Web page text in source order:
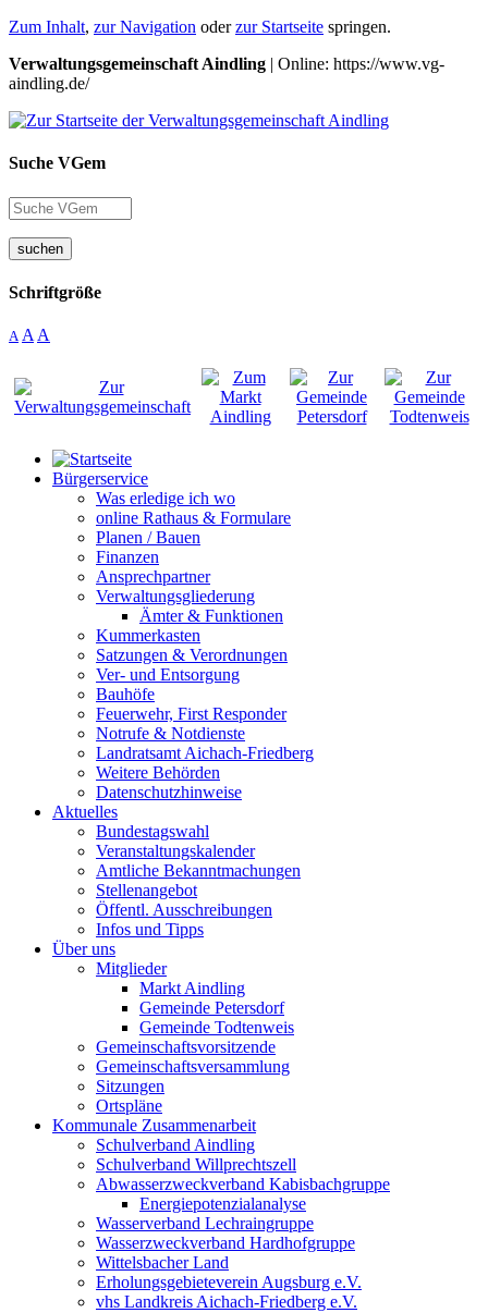
Zum Inhalt, zur Navigation oderzur Startseite springen.
Verwaltungsgemeinschaft Aindling | Online: https://www.vg-
aindling.de/
Suche VGem
suchen
Schriftgröße
A A A
Bürgerservice
Was erledige ich wo
online Rathaus & Formulare
Planen / Bauen
Finanzen
Ansprechpartner
Verwaltungsgliederung
Ämter & Funktionen
Kummerkasten
Satzungen & Verordnungen
Ver- und Entsorgung
Bauhöfe
Feuerwehr, First Responder
Notrufe & Notdienste
Landratsamt Aichach-Friedberg
Weitere Behörden
Datenschutzhinweise
Aktuelles
Bundestagswahl
Veranstaltungskalender
Amtliche Bekanntmachungen
Stellenangebot
Öffentl. Ausschreibungen
Infos und Tipps
Über uns
Mitglieder
Markt Aindling
Gemeinde Petersdorf
Gemeinde Todtenweis
Gemeinschaftsvorsitzende
Gemeinschaftsversammlung
Sitzungen
Ortspläne
Kommunale Zusammenarbeit
Schulverband Aindling
Schulverband Willprechtszell
Abwasserzweckverband Kabisbachgruppe
Energiepotenzialanalyse
Wasserverband Lechraingruppe
Wasserzweckverband Hardhofgruppe
Wittelsbacher Land
Erholungsgebieteverein Augsburg e.V.
vhs Landkreis Aichach-Friedberg e.V.